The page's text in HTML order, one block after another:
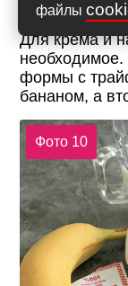
файлы
Для крема и
формы с
бананом, а
Фото 10